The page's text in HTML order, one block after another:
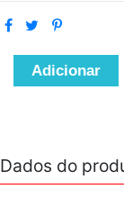
Adicionar
Dados do